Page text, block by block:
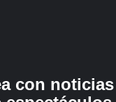
con noticias